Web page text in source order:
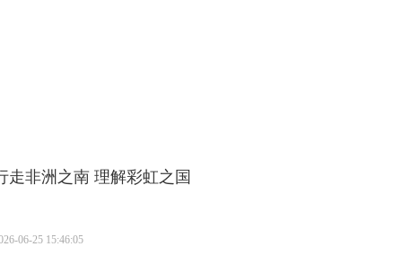
走非洲之南 理解彩虹之国
06-25 15:46:05